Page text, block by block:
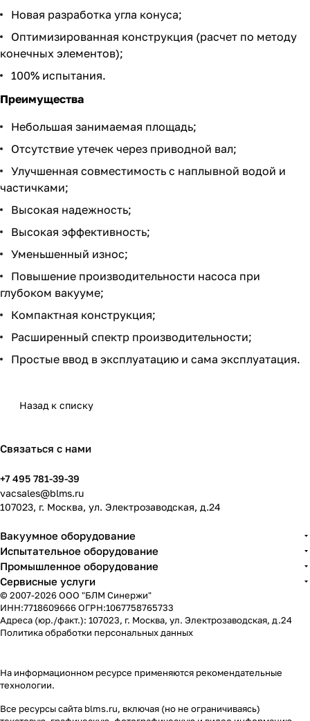
Новая разработка угла конуса;
Оптимизированная конструкция (расчет по методу
конечных элементов);
100% испытания.
Преимущества
Небольшая занимаемая площадь;
Отсутствие утечек через приводной вал;
Улучшенная совместимость с наплывной водой и
частичками;
Высокая надежность;
Высокая эффективность;
Уменьшенный износ;
Повышение производительности насоса при
глубоком вакууме;
Компактная конструкция;
Расширенный спектр производительности;
Простые ввод в эксплуатацию и сама эксплуатация.
Назад к списку
Связаться с нами
+7 495 781-39-39
vacsales@blms.ru
107023, г. Москва, ул. Электрозаводская, д.24
Вакуумное оборудование
Испытательное оборудование
Промышленное оборудование
Сервисные услуги
© 2007-2026 ООО "БЛМ Синержи"
ИНН:7718609666 ОГРН:1067758765733
Адреса (юр./факт.): 107023, г. Москва, ул. Электрозаводская, д.24
Политика обработки персональных данных
На информационном ресурсе применяются рекомендательные
технологии.
Все ресурсы сайта blms.ru, включая (но не ограничиваясь)